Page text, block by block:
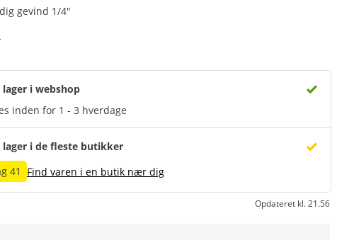
gevind 1/4"
lager i webshop
inden for 1 - 3 hverdage
lager i de fleste butikker
41
Find varen i en butik nær dig
Opdateret kl. 21.56